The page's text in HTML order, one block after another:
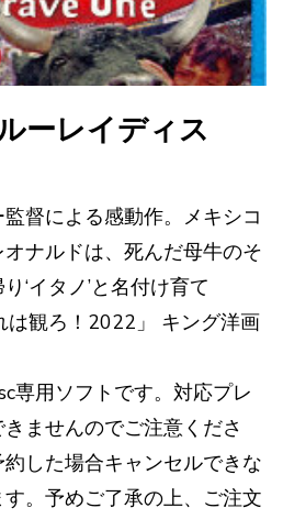
ーレイディス
督による感動作。メキシコ
ナルドは、死んだ母牛のそ
‘イタノ’と名付け育て
は観ろ！2022」 キング洋画
専用ソフトです。対応プレ
ませんのでご注意くださ
した場合キャンセルできな
。予めご了承の上、ご注文